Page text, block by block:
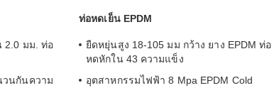
2.0 มม. ท่อ
วนกันความ
ท่อหดเย็น EPDM
ยืดหยุ่นสูง 18-105 มม กว้าง ยาง EPDM ท่อ
หดหักใน 43 ความแข็ง
อุตสาหกรรมไฟฟ้า 8 Mpa EPDM Cold